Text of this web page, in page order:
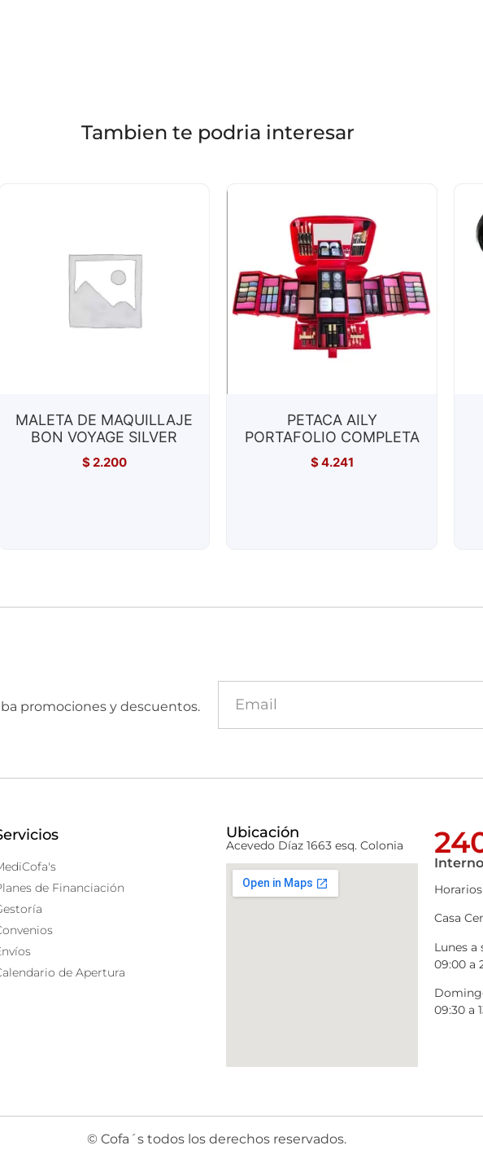
Tambien te podria interesar
MALETA DE MAQUILLAJE
BON VOYAGE SILVER
$2.200
PETACA AILY
PORTAFOLIO COMPLETA
$4.241
promociones y descuentos.
de Financiación
de Apertura
Ubicación
Acevedo Díaz 1663 esq. Colonia
Horarios
Casa
Lunes a
09:00 a
09:30 a
© Cofa´s todos los derechos reservados.